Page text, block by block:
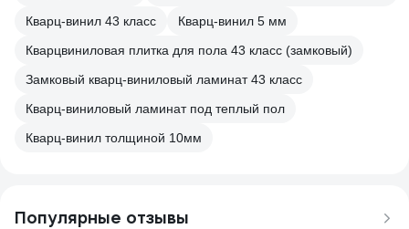
Кварц-винил 43 класс
Кварц-винил 5 мм
Кварцвиниловая плитка для пола 43 класс (замковый)
Замковый кварц-виниловый ламинат 43 класс
Кварц-виниловый ламинат под теплый пол
Кварц-винил толщиной 10мм
Популярные отзывы